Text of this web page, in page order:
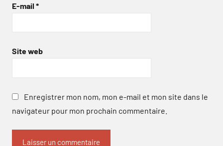
E-mail *
Site web
Enregistrer mon nom, mon e-mail et mon site dans le
navigateur pour mon prochain commentaire.